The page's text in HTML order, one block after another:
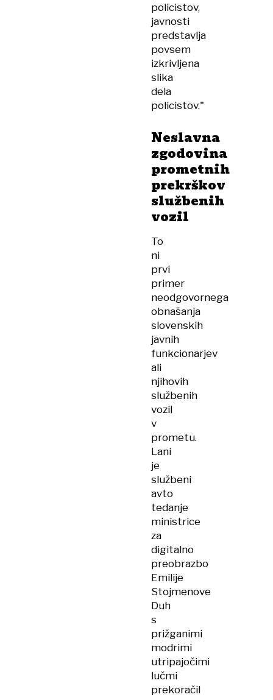
policistov,
javnosti
predstavlja
povsem
izkrivljena
slika
dela
policistov."
Neslavna
zgodovina
prometnih
prekrškov
službenih
vozil
To
ni
prvi
primer
neodgovornega
obnašanja
slovenskih
javnih
funkcionarjev
ali
njihovih
službenih
vozil
v
prometu.
Lani
je
službeni
avto
tedanje
ministrice
za
digitalno
preobrazbo
Emilije
Stojmenove
Duh
s
prižganimi
modrimi
utripajočimi
lučmi
prekoračil